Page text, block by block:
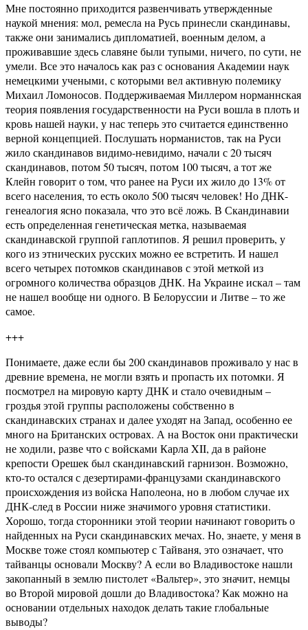
Мне постоянно приходится развенчивать утвержденные
наукой мнения: мол, ремесла на Русь принесли скандинавы,
также они занимались дипломатией, военным делом, а
проживавшие здесь славяне были тупыми, ничего, по сути, не
умели. Все это началось как раз с основания Академии наук
немецкими учеными, с которыми вел активную полемику
Михаил Ломоносов. Поддерживаемая Миллером норманнская
теория появления государственности на Руси вошла в плоть и
кровь нашей науки, у нас теперь это считается единственно
верной концепцией. Послушать норманистов, так на Руси
жило скандинавов видимо-невидимо, начали с 20 тысяч
скандинавов, потом 50 тысяч, потом 100 тысяч, а тот же
Клейн говорит о том, что ранее на Руси их жило до 13% от
всего населения, то есть около 500 тысяч человек! Но ДНК-
генеалогия ясно показала, что это всё ложь. В Скандинавии
есть определенная генетическая метка, называемая
скандинавской группой гаплотипов. Я решил проверить, у
кого из этнических русских можно ее встретить. И нашел
всего четырех потомков скандинавов с этой меткой из
огромного количества образцов ДНК. На Украине искал – там
не нашел вообще ни одного. В Белоруссии и Литве – то же
самое.
+++
Понимаете, даже если бы 200 скандинавов проживало у нас в
древние времена, не могли взять и пропасть их потомки. Я
посмотрел на мировую карту ДНК и стало очевидным –
гроздья этой группы расположены собственно в
скандинавских странах и далее уходят на Запад, особенно ее
много на Британских островах. А на Восток они практически
не ходили, разве что с войсками Карла XII, да в районе
крепости Орешек был скандинавский гарнизон. Возможно,
кто-то остался с дезертирами-французами скандинавского
происхождения из войска Наполеона, но в любом случае их
ДНК-след в России ниже значимого уровня статистики.
Хорошо, тогда сторонники этой теории начинают говорить о
найденных на Руси скандинавских мечах. Но, знаете, у меня в
Москве тоже стоял компьютер с Тайваня, это означает, что
тайванцы основали Москву? А если во Владивостоке нашли
закопанный в землю пистолет «Вальтер», это значит, немцы
во Второй мировой дошли до Владивостока? Как можно на
основании отдельных находок делать такие глобальные
выводы?